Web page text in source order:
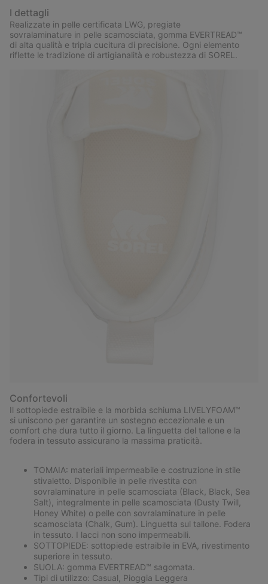
I dettagli
Realizzate in pelle certificata LWG, pregiate
sovralaminature in pelle scamosciata, gomma EVERTREAD™
di alta qualità e tripla cucitura di precisione. Ogni elemento
riflette le tradizione di artigianalità e robustezza di SOREL.
Confortevoli
Il sottopiede estraibile e la morbida schiuma LIVELYFOAM™
si uniscono per garantire un sostegno eccezionale e un
comfort che dura tutto il giorno. La linguetta del tallone e la
fodera in tessuto assicurano la massima praticità.
TOMAIA: materiali impermeabile e costruzione in stile
stivaletto. Disponibile in pelle rivestita con
sovralaminature in pelle scamosciata (Black, Black, Sea
Salt), integralmente in pelle scamosciata (Dusty Twill,
Honey White) o pelle con sovralaminature in pelle
scamosciata (Chalk, Gum). Linguetta sul tallone. Fodera
in tessuto. I lacci non sono impermeabili.
SOTTOPIEDE: sottopiede estraibile in EVA, rivestimento
superiore in tessuto.
SUOLA: gomma EVERTREAD™ sagomata.
Tipi di utilizzo: Casual, Pioggia Leggera